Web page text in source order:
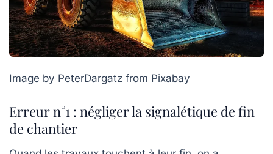
Image by PeterDargatz from Pixabay
Erreur n°1 : négliger la signalétique de fin
de chantier